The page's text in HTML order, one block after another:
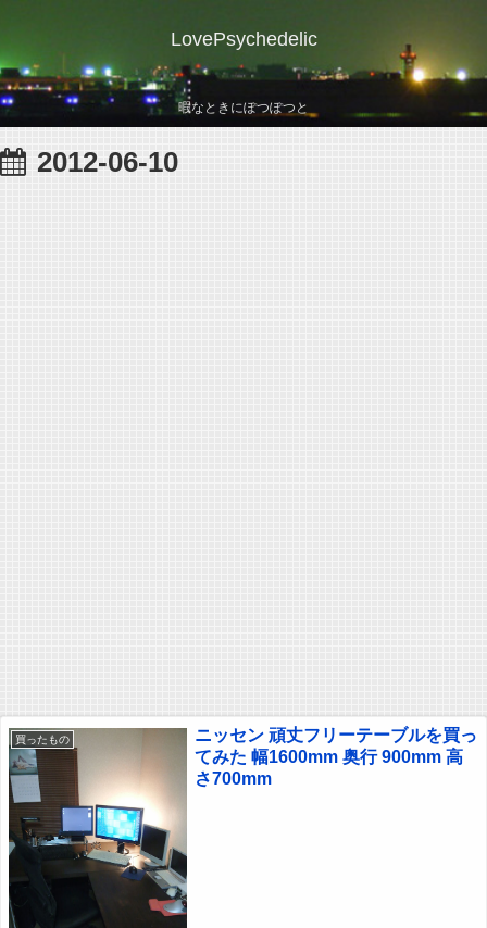
LovePsychedelic
暇なときにぽつぽつと
2012-06-10
買ったもの
ニッセン 頑丈フリーテーブルを買っ
てみた 幅1600mm 奥行 900mm 高
さ700mm